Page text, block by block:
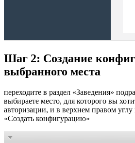
Шаг 2: Создание
выбранного места
переходите в раздел «Заведения»
выбираете место, для которого вы
авторизации, и в верхнем правом
«Создать конфигурацию»